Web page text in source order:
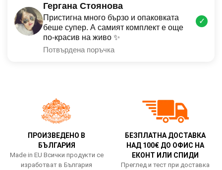
Гергана Стоянова
Пристигна много бързо и опаковката
беше супер. А самият комплект е още
по-красив на живо ✨
Потвърдена поръчка
✓
ПРОИЗВЕДЕНО В
БЪЛГАРИЯ
Made in EU Всички продукти се
изработват в България
БЕЗПЛАТНА ДОСТАВКА
НАД 100€ ДО ОФИС НА
ЕКОНТ ИЛИ СПИДИ
Преглед и тест при доставка